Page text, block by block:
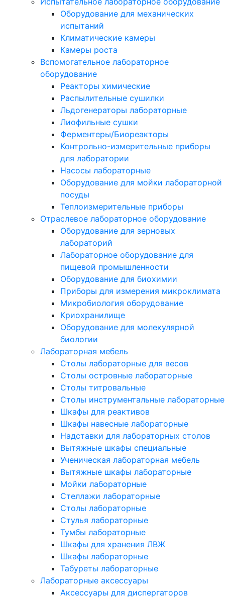
Оборудование для механических
испытаний
Климатические камеры
Камеры роста
Вспомогательное лабораторное
оборудование
Реакторы химические
Распылительные сушилки
Льдогенераторы лабораторные
Лиофильные сушки
Ферментеры/Биореакторы
Контрольно-измерительные приборы
для лаборатории
Насосы лабораторные
Оборудование для мойки лабораторной
посуды
Теплоизмерительные приборы
Отраслевое лабораторное оборудование
Оборудование для зерновых
лабораторий
Лабораторное оборудование для
пищевой промышленности
Оборудование для биохимии
Приборы для измерения микроклимата
Микробиология оборудование
Криохранилище
Оборудование для молекулярной
биологии
Лабораторная мебель
Столы лабораторные для весов
Столы островные лабораторные
Столы титровальные
Столы инструментальные лабораторные
Шкафы для реактивов
Шкафы навесные лабораторные
Надставки для лабораторных столов
Вытяжные шкафы специальные
Ученическая лабораторная мебель
Вытяжные шкафы лабораторные
Мойки лабораторные
Стеллажи лабораторные
Столы лабораторные
Стулья лабораторные
Тумбы лабораторные
Шкафы для хранения ЛВЖ
Шкафы лабораторные
Табуреты лабораторные
Лабораторные аксессуары
Аксессуары для диспергаторов